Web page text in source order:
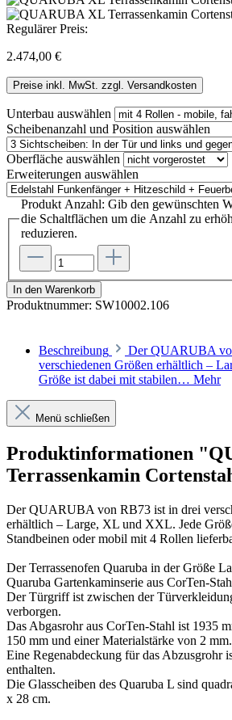
Regulärer Preis:
2.474,00 €
Preise inkl. MwSt. zzgl. Versandkosten
Unterbau auswählen
Scheibenanzahl und Position auswählen
Oberfläche auswählen
Erweiterungen auswählen
Produkt Anzahl: Gib den gewünschten
die Schaltflächen um die Anzahl zu
reduzieren.
In den Warenkorb
Produktnummer: SW10002.106
Beschreibung
Der QUARUBA
verschiedenen Größen erhältlich –
Größe ist dabei mit stabilen… Mehr
Menü schließen
Produktinformationen
Terrassenkamin
Der QUARUBA von RB73 ist in drei
erhältlich – Large, XL und XXL. Jede
Standbeinen oder mobil mit 4 Rollen
Der Terrassenofen Quaruba in der Größe
Quaruba Gartenkaminserie aus CorTen-
Der Türgriff ist zwischen der
verborgen.
Das Abgasrohr aus CorTen-Stahl ist 1935
150 mm und einer Materialstärke von 2 mm.
Eine Regenabdeckung für das Abzusgrohr
enthalten.
Die Glasscheiben des Quaruba L sind
x 28 cm.